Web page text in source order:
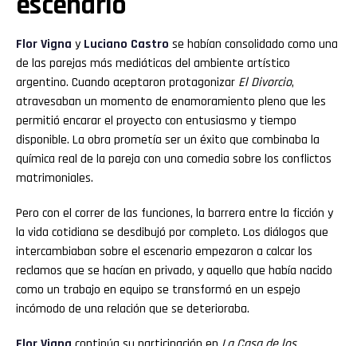
FlorVigna y Luciano Castro se habían consolidado como una
de las parejas más mediáticas del ambiente artístico
argentino. Cuando aceptaron protagonizar El Divorcio,
atravesaban un momento de enamoramiento pleno que les
permitió encarar el proyecto con entusiasmo y tiempo
disponible. La obra prometía ser un éxito que combinaba la
química real de la pareja con una comedia sobre los conflictos
matrimoniales.
Pero con el correr de las funciones, la barrera entre la ficción y
la vida cotidiana se desdibujó por completo. Los diálogos que
intercambiaban sobre el escenario empezaron a calcar los
reclamos que se hacían en privado, y aquello que había nacido
como un trabajo en equipo se transformó en un espejo
incómodo de una relación que se deterioraba.